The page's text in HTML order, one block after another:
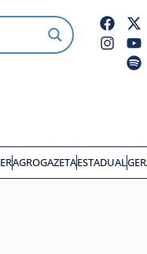
AGROGAZETAESTADUAL